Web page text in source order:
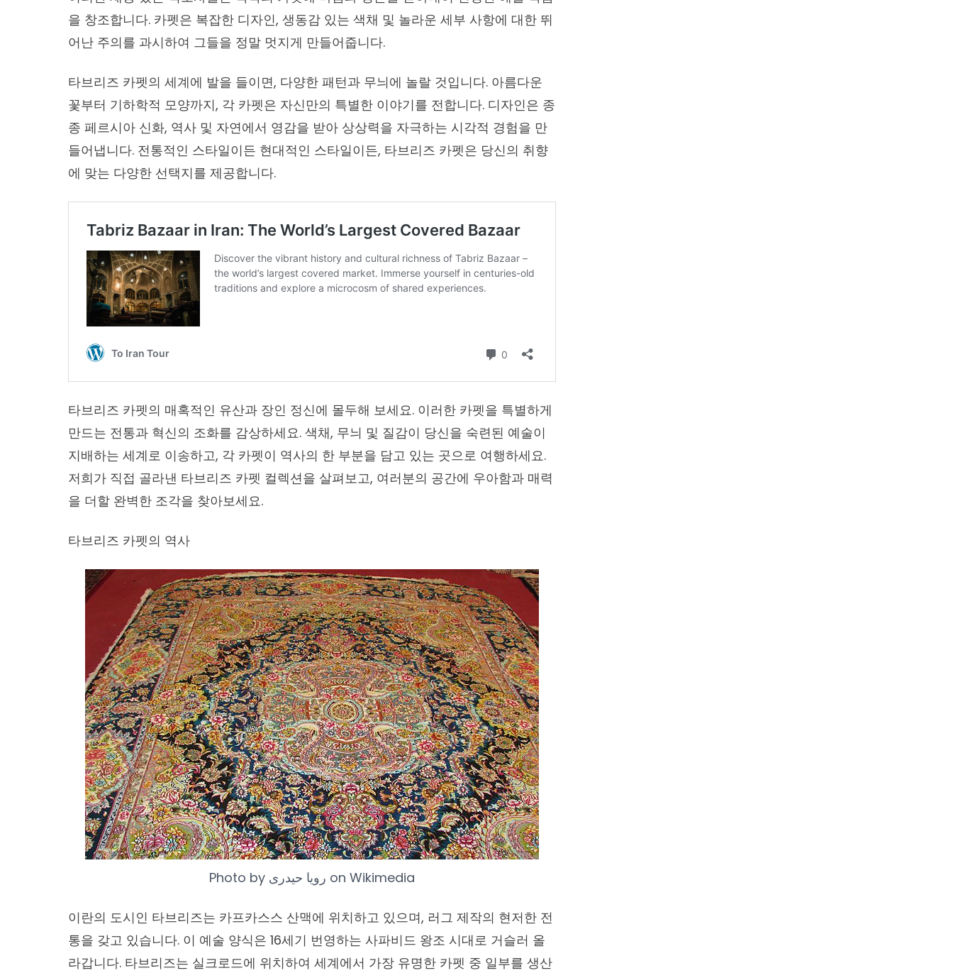
을 창조합니다. 카펫은 복잡한 디자인, 생동감 있는 색채 및 놀라운 세부 사항에 대한 뛰
어난 주의를 과시하여 그들을 정말 멋지게 만들어줍니다.
타브리즈 카펫의 세계에 발을 들이면, 다양한 패턴과 무늬에 놀랄 것입니다. 아름다운
꽃부터 기하학적 모양까지, 각 카펫은 자신만의 특별한 이야기를 전합니다. 디자인은 종
종 페르시아 신화, 역사 및 자연에서 영감을 받아 상상력을 자극하는 시각적 경험을 만
들어냅니다. 전통적인 스타일이든 현대적인 스타일이든, 타브리즈 카펫은 당신의 취향
에 맞는 다양한 선택지를 제공합니다.
타브리즈 카펫의 매혹적인 유산과 장인 정신에 몰두해 보세요. 이러한 카펫을 특별하게
만드는 전통과 혁신의 조화를 감상하세요. 색채, 무늬 및 질감이 당신을 숙련된 예술이
지배하는 세계로 이송하고, 각 카펫이 역사의 한 부분을 담고 있는 곳으로 여행하세요.
저희가 직접 골라낸 타브리즈 카펫 컬렉션을 살펴보고, 여러분의 공간에 우아함과 매력
을 더할 완벽한 조각을 찾아보세요.
타브리즈 카펫의 역사
Photo by رویا حیدری on Wikimedia
이란의 도시인 타브리즈는 카프카스스 산맥에 위치하고 있으며, 러그 제작의 현저한 전
통을 갖고 있습니다. 이 예술 양식은 16세기 번영하는 사파비드 왕조 시대로 거슬러 올
라갑니다. 타브리즈는 실크로드에 위치하여 세계에서 가장 유명한 카펫 중 일부를 생산